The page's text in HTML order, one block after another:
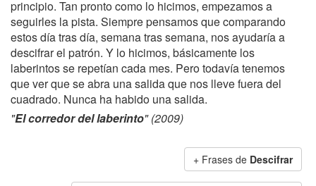
principio. Tan pronto como lo hicimos, empezamos a
seguirles la pista. Siempre pensamos que comparando
estos día tras día, semana tras semana, nos ayudaría a
descifrar el patrón. Y lo hicimos, básicamente los
laberintos se repetían cada mes. Pero todavía tenemos
que ver que se abra una salida que nos lleve fuera del
cuadrado. Nunca ha habido una salida.
"El corredor del laberinto" (2009)
+ Frases de Descifrar